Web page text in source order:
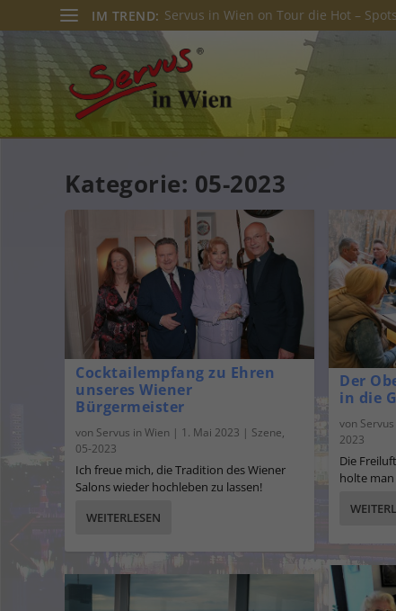
IM TREND: Servus in Wien on Tour die Hot –
Kategorie: 05-2023
Cocktailempfang zu Ehren
unseres Wiener
Bürgermeister
von Servus in Wien | 1. Mai 2023 | Szene,
05-2023
Ich freue mich, die Tradition des Wiener
Salons wieder hochleben zu lassen!
WEITERLESEN
Der
in die
von
2023
Die
holte